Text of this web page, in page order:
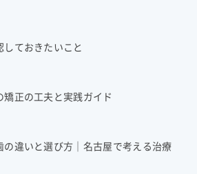
ておきたいこと
正の工夫と実践ガイド
の違いと選び方｜名古屋で考える治療